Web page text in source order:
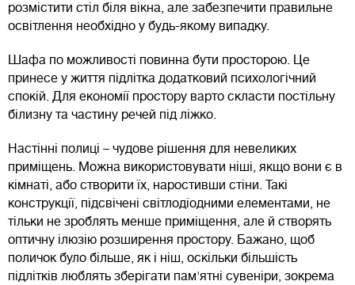
розмістити стіл біля вікна, але забезпечити правильне
освітлення необхідно у будь-якому випадку.
Шафа по можливості повинна бути просторою. Це
принесе у життя підлітка додатковий психологічний
спокій. Для економії простору варто скласти постільну
білизну та частину речей під ліжко.
Настінні полиці – чудове рішення для невеликих
приміщень. Можна використовувати ніші, якщо вони є в
кімнаті, або створити їх, наростивши стіни. Такі
конструкції, підсвічені світлодіодними елементами, не
тільки не зроблять менше приміщення, але й створять
оптичну ілюзію розширення простору. Бажано, щоб
поличок було більше, як і ніш, оскільки більшість
підлітків люблять зберігати пам'ятні сувеніри, зокрема